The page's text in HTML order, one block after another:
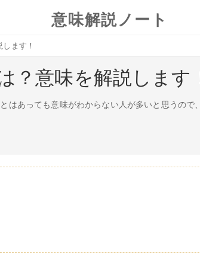
意味解説ノート
ます！
？意味を解説します
はあっても意味がわからない人が多いと思うので